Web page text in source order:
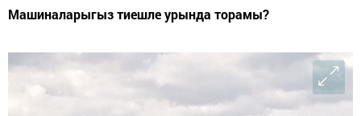
Машиналарыгыз тиешле урында торамы?